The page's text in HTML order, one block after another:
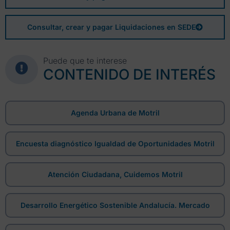
Consultar, crear y pagar Liquidaciones en SEDE
Puede que te interese
CONTENIDO DE INTERÉS
Agenda Urbana de Motril
Encuesta diagnóstico Igualdad de Oportunidades Motril
Atención Ciudadana, Cuidemos Motril
Desarrollo Energético Sostenible Andalucía. Mercado